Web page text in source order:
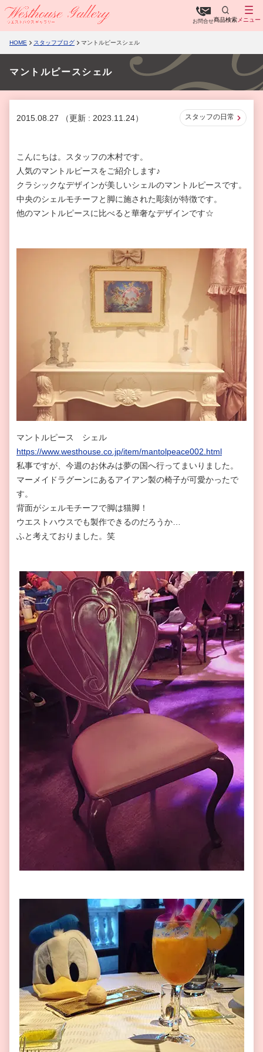
お問合せ商品検索 メニュー
HOME スタッフブログ マントルピースシェル
マントルピースシェル
2015.08.27 （更新 : 2023.11.24） スタッフの日常
こんにちは。スタッフの木村です。
人気のマントルピースをご紹介します♪
クラシックなデザインが美しいシェルのマントルピースです。
中央のシェルモチーフと脚に施された彫刻が特徴です。
他のマントルピースに比べると華奢なデザインです☆
マントルピース シェル
https://www.westhouse.co.jp/item/mantolpeace002.html
私事ですが、今週のお休みは夢の国へ行ってまいりました。
マーメイドラグーンにあるアイアン製の椅子が可愛かったで
す。
背面がシェルモチーフで脚は猫脚！
ウエストハウスでも製作できるのだろうか…
ふと考えておりました。笑